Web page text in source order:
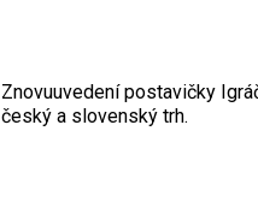
Znovuuvedení postavičky
český a slovenský trh.